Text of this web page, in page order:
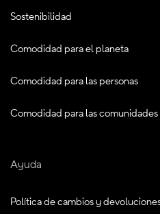
Sostenibilidad
Comodidad para el planeta
Comodidad para las personas
Comodidad para las comunidades
Ayuda
Política de cambios y